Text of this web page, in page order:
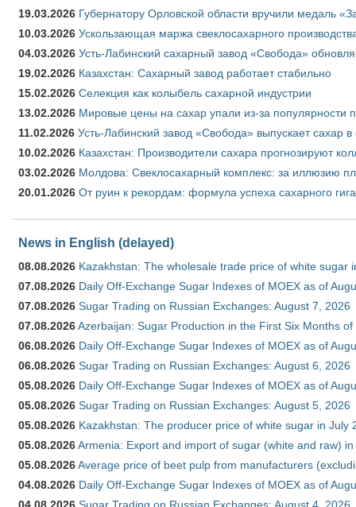
19.03.2026 Губернатору Орловской области вручили медаль
10.03.2026 Ускользающая маржа свеклосахарного
04.03.2026 Усть-Лабинский сахарный завод «Свобода»
19.02.2026 Казахстан: Сахарный завод работает стабильно
15.02.2026 Селекция как колыбель сахарной индустрии
13.02.2026 Мировые цены на сахар упали из-за популярности
11.02.2026 Усть-Лабинский завод «Свобода» выпускает сахар в
10.02.2026 Казахстан: Производители сахара прогнозируют
03.02.2026 Молдова: Свеклосахарный комплекс: за иллюзию
20.01.2026 От руин к рекордам: формула успеха сахарного
News in English (delayed)
08.08.2026 Kazakhstan: The wholesale trade price of white sugar
07.08.2026 Daily Off-Exchange Sugar Indexes of MOEX as of
07.08.2026 Sugar Trading on Russian Exchanges: August 7, 2026
07.08.2026Azerbaijan: Sugar Production in the First Six Months of
06.08.2026 Daily Off-Exchange Sugar Indexes of MOEX as of
06.08.2026 Sugar Trading on Russian Exchanges: August 6, 2026
05.08.2026 Daily Off-Exchange Sugar Indexes of MOEX as of
05.08.2026 Sugar Trading on Russian Exchanges: August 5, 2026
05.08.2026 Kazakhstan: The producer price of white sugar in July
05.08.2026Armenia: Export and import of sugar (white and raw)
05.08.2026Average price of beet pulp from manufacturers
04.08.2026 Daily Off-Exchange Sugar Indexes of MOEX as of